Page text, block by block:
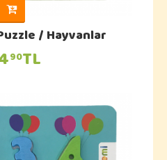
/ Hayvanlar
90TL